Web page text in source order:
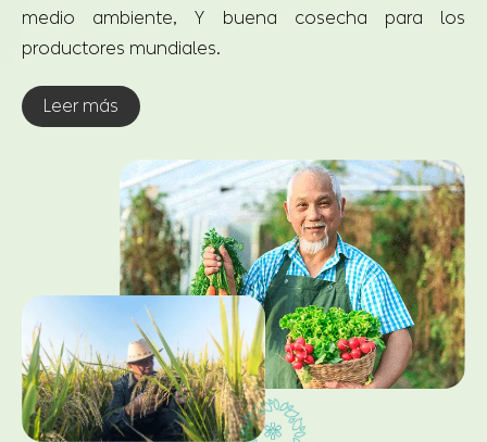
CHICO Servicios sobre Químicos
Agrícolas